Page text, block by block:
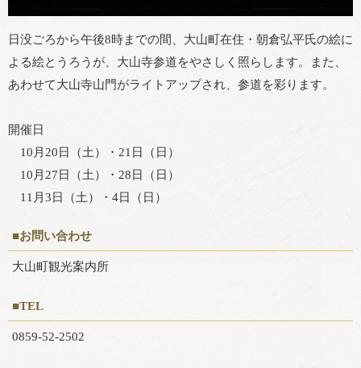
日没ごろから午後8時までの間、大山町在住・朝倉弘平氏の絵に
よる絵とうろうが、大山寺参道をやさしく照らします。また、
あわせて大山寺山門がライトアップされ、参道を彩ります。
開催日
10月20日（土）・21日（日）
10月27日（土）・28日（日）
11月3日（土）・4日（日）
■お問い合わせ
大山町観光案内所
■TEL
0859-52-2502